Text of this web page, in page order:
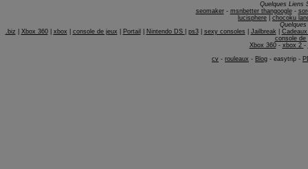
Quelques Liens
seomaker- msnbetter thangoogle-
lucisphere
chocoku
.biz
Xbox 360| xbox console de jeux Portail Nintendo DS ps3| sexy consoles Jailbreak|
console de
Xbox 360- xbox 2 -
cv - rouleaux - Blog - easytrip -